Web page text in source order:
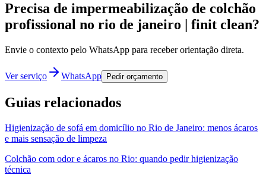
Precisa de impermeabilização de colchão
profissional no rio de janeiro | finit clean?
Envie o contexto pelo WhatsApp para receber orientação direta.
Ver serviço WhatsApp Pedir orçamento
Guias relacionados
Higienização de sofá em domicílio no Rio de Janeiro: menos ácaros
e mais sensação de limpeza
Colchão com odor e ácaros no Rio: quando pedir higienização
técnica